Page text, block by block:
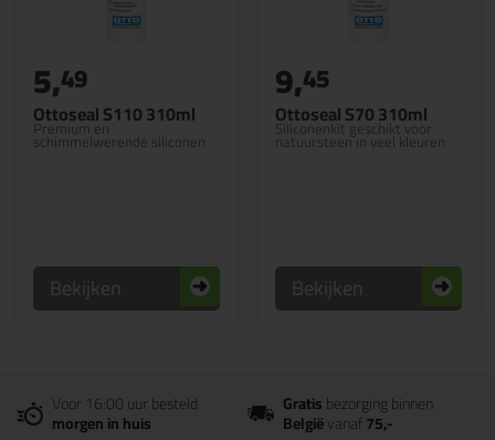
Ottoseal S110 310ml
Premium en
schimmelwerende siliconen
5,49
Bekijken
Ottoseal S70 310ml
Siliconenkit geschikt voor
natuursteen in veel kleuren
9,45
Bekijken
Voor 16:00 uur besteld
morgen in huis
Gratisbezorging binnen
Belgiëvanaf75,-